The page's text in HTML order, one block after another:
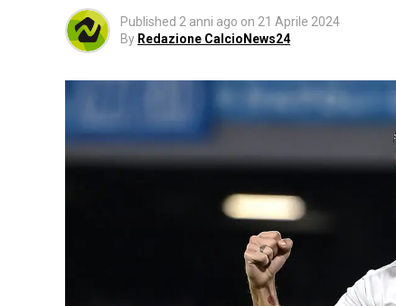
Published 2 anni ago on 21 Aprile 2024
By Redazione CalcioNews24